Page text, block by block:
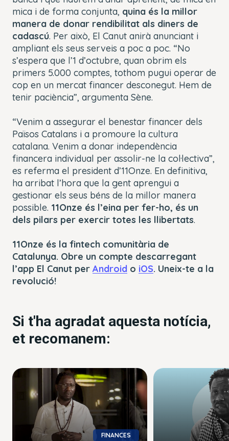
mica i de forma conjunta, quina és la millor
manera de donar rendibilitat als diners de
cadascú. Per això, El Canut anirà anunciant i
ampliant els seus serveis a poc a poc. “No
s’espera que l’1 d’octubre, quan obrim els
primers 5.000 comptes, tothom pugui operar de
cop en un mercat financer desconegut. Hem de
tenir paciència”, argumenta Sène.
“Venim a assegurar el benestar financer dels
Països Catalans i a promoure la cultura
catalana. Venim a donar independència
financera individual per assolir-ne la col·lectiva”,
es referma el president d’11Onze. En definitiva,
ha arribat l’hora que la gent aprengui a
gestionar els seus béns de la millor manera
possible. 11Onze és l’eina per fer-ho, és un
dels pilars per exercir totes les llibertats.
11Onze és la fintech comunitària de
Catalunya. Obre un compte descarregant
l’app El Canut per Android o iOS. Uneix-te a la
revolució!
Si t'ha agradat aquesta notícia,
et recomanem:
FINANCES